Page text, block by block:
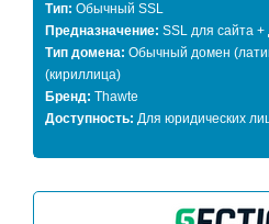
Тип: Обычный SSL
Предназначение: SSL для сайта
Тип домена: Обычный домен
(кириллица)
Бренд: Thawte
Доступность: Для юридических